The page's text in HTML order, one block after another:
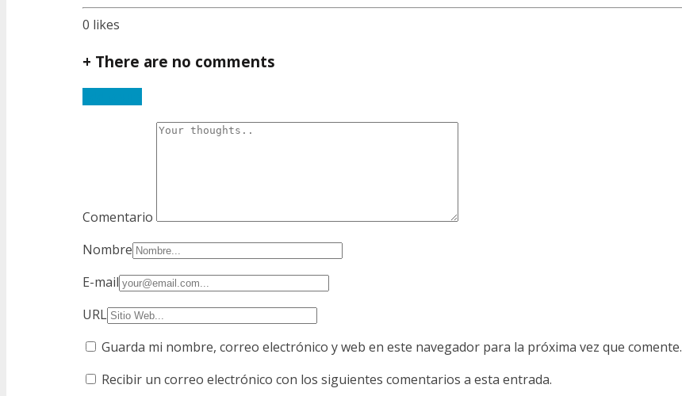
0 likes
+ There are no comments
Comentario
Nombre
E-mail
URL
Guarda mi nombre, correo electrónico y web en este navegador para la próxima vez que comente.
Recibir un correo electrónico con los siguientes comentarios a esta entrada.